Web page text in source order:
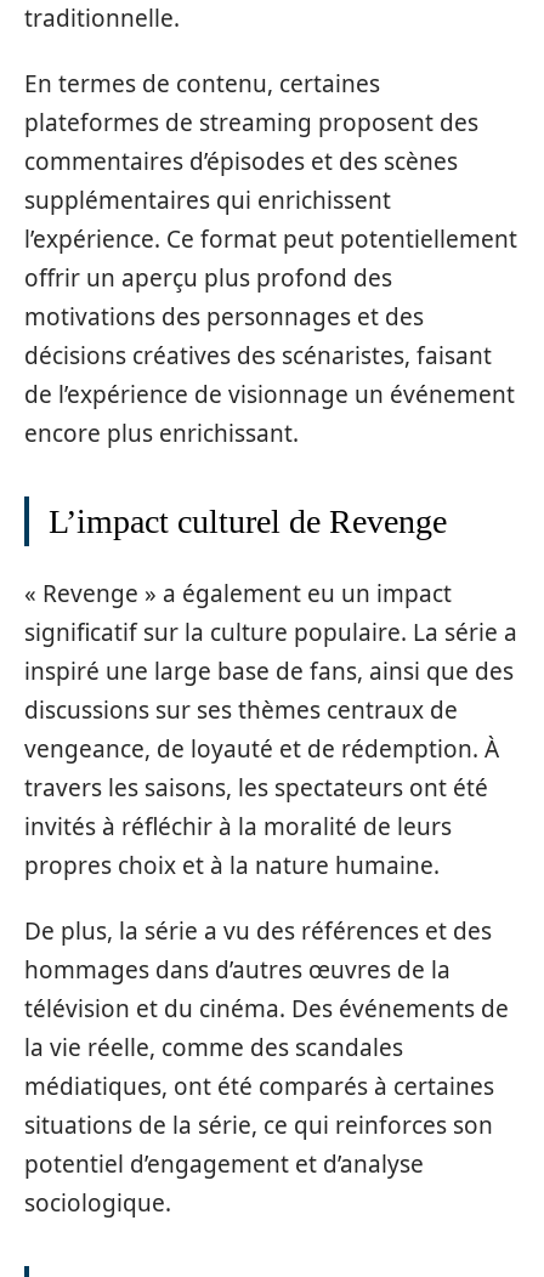
traditionnelle.
En termes de contenu, certaines
plateformes de streaming proposent des
commentaires d’épisodes et des scènes
supplémentaires qui enrichissent
l’expérience. Ce format peut potentiellement
offrir un aperçu plus profond des
motivations des personnages et des
décisions créatives des scénaristes, faisant
de l’expérience de visionnage un événement
encore plus enrichissant.
L’impact culturel de Revenge
« Revenge » a également eu un impact
significatif sur la culture populaire. La série a
inspiré une large base de fans, ainsi que des
discussions sur ses thèmes centraux de
vengeance, de loyauté et de rédemption. À
travers les saisons, les spectateurs ont été
invités à réfléchir à la moralité de leurs
propres choix et à la nature humaine.
De plus, la série a vu des références et des
hommages dans d’autres œuvres de la
télévision et du cinéma. Des événements de
la vie réelle, comme des scandales
médiatiques, ont été comparés à certaines
situations de la série, ce qui reinforces son
potentiel d’engagement et d’analyse
sociologique.